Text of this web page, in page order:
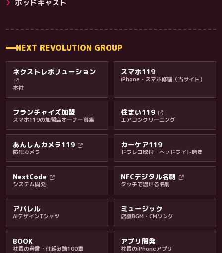
料金・保証・ご案内
ポッドキャスト
NEXT REVOLUTION GROUP
ネクストレボリューション
本社
スマホ119
iPhone・スマホ修理（当サイト）
フランチャイズ加盟
スマホ119の加盟店オーナー募集
住まい119
エアコンクリーニング
あんしんカメラ119
防犯カメラ
カーケア119
ドラレコ取付・ヘッドライト磨き
NextCode
システム開発
NFCデジタル名刺
タッチで渡せる名刺
アパレル
AIデザインTシャツ
ミュージック
店舗BGM・CMソング
BOOK
社長の著書・仕組み論100章
アプリ開発
社長のiPhoneアプリ